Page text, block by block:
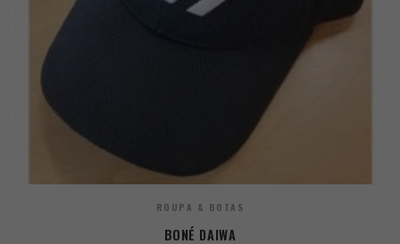
ROUPA & BOTAS
BONÉ DAIWA